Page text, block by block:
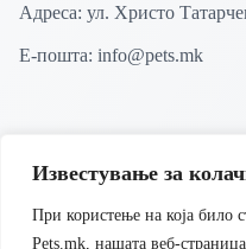
Известување за
При користење на која било
Pets.mk, нашата веб-
Адреса: ул. Христо
Е-пошта: info@pets.mk